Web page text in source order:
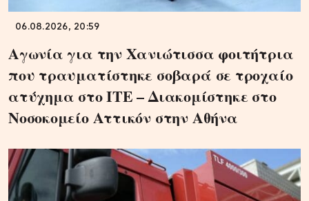
06.08.2026, 20:59
Αγωνία για την Χανιώτισσα φοιτήτρια
που τραυματίστηκε σοβαρά σε τροχαίο
ατύχημα στο ΙΤΕ – Διακομίστηκε στο
Νοσοκομείο Αττικόν στην Αθήνα